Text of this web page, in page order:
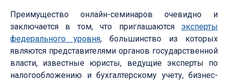
Преимущество онлайн-семинаров очевидно и
заключается в том, что приглашаются эксперты
федерального уровня, большинство из которых
являются представителями органов государственной
власти, известные юристы, ведущие эксперты по
налогообложению и бухгалтерскому учету, бизнес-